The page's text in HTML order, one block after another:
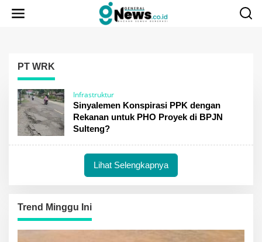
PT WRK
Infrastruktur
Sinyalemen Konspirasi PPK dengan
Rekanan untuk PHO Proyek di BPJN
Sulteng?
Lihat Selengkapnya
Trend Minggu Ini